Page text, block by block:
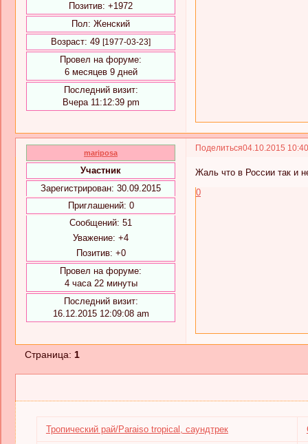
Позитив: +1972
Пол: Женский
Возраст: 49 [1977-03-23]
Провел на форуме:
6 месяцев 9 дней
Последний визит:
Вчера 11:12:39 pm
Поделиться04.10.2015
mariposa
Участник
Зарегистрирован: 30.09.2015
Приглашений: 0
Сообщений: 51
Уважение: +4
Позитив: +0
Провел на форуме:
4 часа 22 минуты
Последний визит:
16.12.2015 12:09:08 am
Жаль что в России так и
0
Страница: 1
Тропический рай/Paraiso tropical, саундтрек